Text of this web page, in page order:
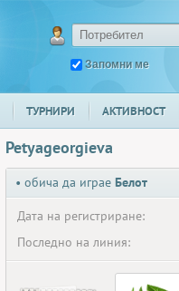
Запомни ме
ТУРНИРИ АКТИВНОСТ
Petyageorgieva
• обича да играе Белот
Дата на регистриране:
Последно на линия: